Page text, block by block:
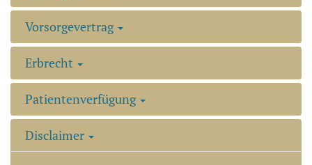
Vorsorgevertrag
Erbrecht
Patientenverfügung
Disclaimer